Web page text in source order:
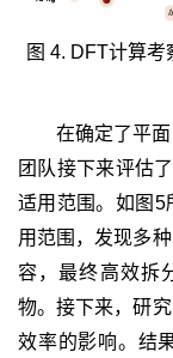
图 4. DFT计算
在确定了平
团队接下来评估
适用范围。如图5
用范围，发现多
容，最终高效拆
物。接下来，研
效率的影响。结